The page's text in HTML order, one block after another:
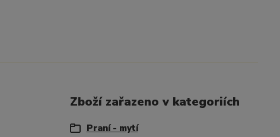
Zboží zařazeno v kategoriích
Praní - mytí